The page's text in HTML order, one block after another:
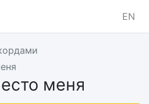
EN
меня